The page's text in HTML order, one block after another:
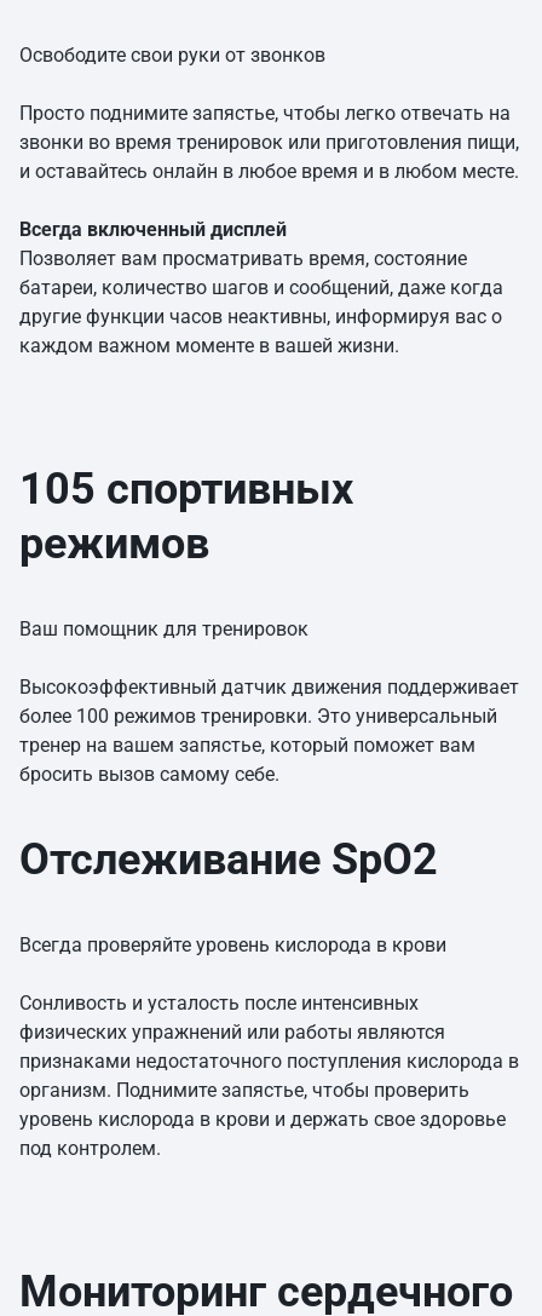
Освободите свои руки от звонков
Просто поднимите запястье, чтобы легко отвечать на
звонки во время тренировок или приготовления пищи,
и оставайтесь онлайн в любое время и в любом месте.
Всегда включенный дисплей
Позволяет вам просматривать время, состояние
батареи, количество шагов и сообщений, даже когда
другие функции часов неактивны, информируя вас о
каждом важном моменте в вашей жизни.
105 спортивных
режимов
Ваш помощник для тренировок
Высокоэффективный датчик движения поддерживает
более 100 режимов тренировки. Это универсальный
тренер на вашем запястье, который поможет вам
бросить вызов самому себе.
Отслеживание SpO2
Всегда проверяйте уровень кислорода в крови
Сонливость и усталость после интенсивных
физических упражнений или работы являются
признаками недостаточного поступления кислорода в
организм. Поднимите запястье, чтобы проверить
уровень кислорода в крови и держать свое здоровье
под контролем.
Мониторинг сердечного